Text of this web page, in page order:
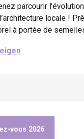
parcourir
locale !
à portée de
vous 2026